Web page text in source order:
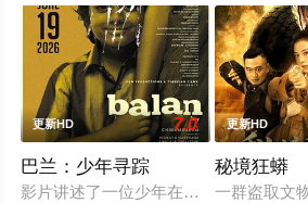
更新HD 7.0
巴兰：少年寻踪
影片讲述了一位少年在动荡的童年中长
更新HD
秘境狂蟒
一群盗取文